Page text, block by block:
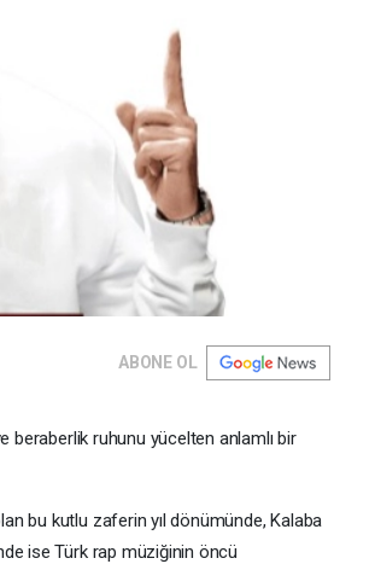
ABONE OL
beraberlik ruhunu yücelten anlamlı bir
bu kutlu zaferin yıl dönümünde, Kalaba
ise Türk rap müziğinin öncü